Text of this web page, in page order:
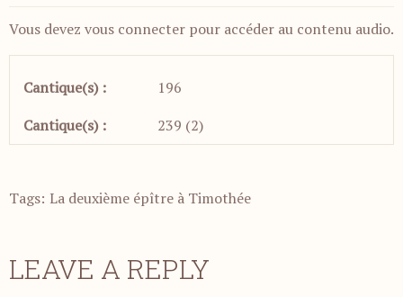
Vous devez vous connecter pour accéder au contenu audio.
Cantique(s) :
196
Cantique(s) :
239 (2)
Tags: La deuxième épître à Timothée
LEAVE A REPLY